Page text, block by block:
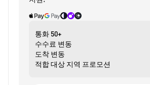
통화 50+
수수료 변동
도착 변동
적합 대상 지역 프로모션